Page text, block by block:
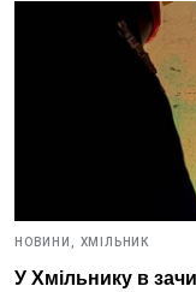
НОВИНИ, ХМІЛЬНИК
У Хмільнику в